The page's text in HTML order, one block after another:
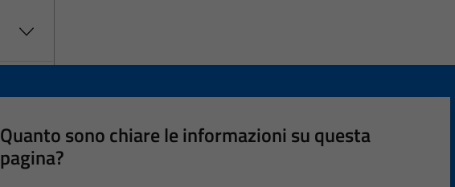
Quanto sono chiare le informazioni su questa
pagina?